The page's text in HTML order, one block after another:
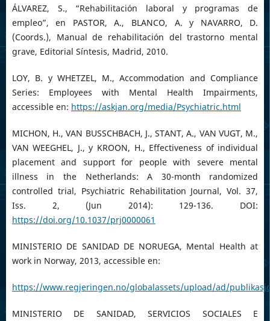
ÁLVAREZ, S., “Rehabilitación laboral y programas de
empleo”, en PASTOR, A., BLANCO, A. y NAVARRO, D.
(Coords.), Manual de rehabilitación del trastorno mental
grave, Editorial Síntesis, Madrid, 2010.
LOY, B. y WHETZEL, M., Accommodation and Compliance
Series: Employees with Mental Health Impairments,
accessible en: https://askjan.org/media/Psychiatric.html
MICHON, H., VAN BUSSCHBACH, J., STANT, A., VAN VUGT, M.,
VAN WEEGHEL, J., y KROON, H., Effectiveness of individual
placement and support for people with severe mental
illness in the Netherlands: A 30-month randomized
controlled trial, Psychiatric Rehabilitation Journal, Vol. 37,
Iss. 2, (Jun 2014): 129-136. DOI:
https://doi.org/10.1037/prj0000061
MINISTERIO DE SANIDAD DE NORUEGA, Mental Health at
work in Norway, 2013, accessible en:
https://www.regjeringen.no/globalassets/upload/ad/
MINISTERIO DE SANIDAD, SERVICIOS SOCIALES E